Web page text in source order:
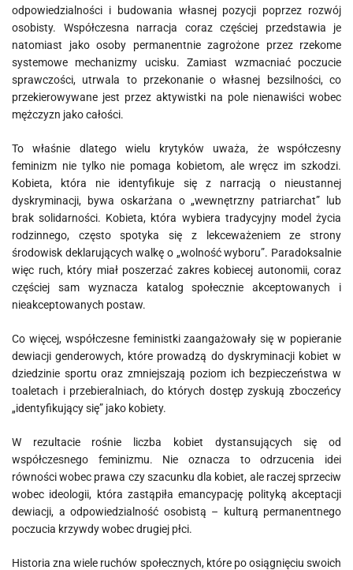
odpowiedzialności i budowania własnej pozycji poprzez rozwój
osobisty. Współczesna narracja coraz częściej przedstawia je
natomiast jako osoby permanentnie zagrożone przez rzekome
systemowe mechanizmy ucisku. Zamiast wzmacniać poczucie
sprawczości, utrwala to przekonanie o własnej bezsilności, co
przekierowywane jest przez aktywistki na pole nienawiści wobec
mężczyzn jako całości.
To właśnie dlatego wielu krytyków uważa, że współczesny
feminizm nie tylko nie pomaga kobietom, ale wręcz im szkodzi.
Kobieta, która nie identyfikuje się z narracją o nieustannej
dyskryminacji, bywa oskarżana o „wewnętrzny patriarchat” lub
brak solidarności. Kobieta, która wybiera tradycyjny model życia
rodzinnego, często spotyka się z lekceważeniem ze strony
środowisk deklarujących walkę o „wolność wyboru”. Paradoksalnie
więc ruch, który miał poszerzać zakres kobiecej autonomii, coraz
częściej sam wyznacza katalog społecznie akceptowanych i
nieakceptowanych postaw.
Co więcej, współczesne feministki zaangażowały się w popieranie
dewiacji genderowych, które prowadzą do dyskryminacji kobiet w
dziedzinie sportu oraz zmniejszają poziom ich bezpieczeństwa w
toaletach i przebieralniach, do których dostęp zyskują zboczeńcy
„identyfikujący się” jako kobiety.
W rezultacie rośnie liczba kobiet dystansujących się od
współczesnego feminizmu. Nie oznacza to odrzucenia idei
równości wobec prawa czy szacunku dla kobiet, ale raczej sprzeciw
wobec ideologii, która zastąpiła emancypację polityką akceptacji
dewiacji, a odpowiedzialność osobistą – kulturą permanentnego
poczucia krzywdy wobec drugiej płci.
Historia zna wiele ruchów społecznych, które po osiągnięciu swoich